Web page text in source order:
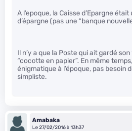
A l’epoque, la Caisse d’Epargne
d’épargne (pas une “banque
Il n’y a que la Poste qui ait gardé
“cocotte en papier”. En même
énigmatique à l’époque, pas besoin
simpliste.
Amabaka
Le 27/02/2016 à 13h37